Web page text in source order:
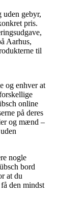
gebyr,
pris.
Aarhus,
til
og enhver at
online
på deres
og mænd –
nogle
bord
at du
den mindst